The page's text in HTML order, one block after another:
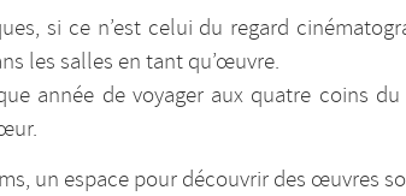
si ce n’est celui du regard
les salles en tant qu’œuvre.
année de voyager aux quatre coins
un espace pour découvrir des œuvres